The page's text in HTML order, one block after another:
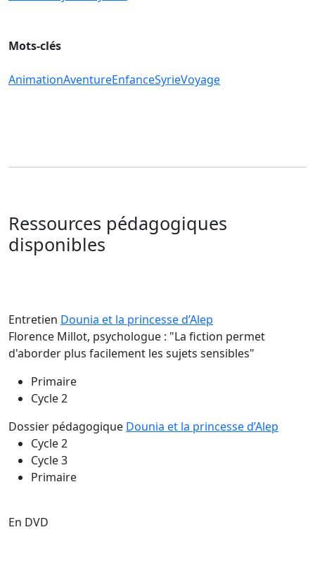
Mots-clés
AnimationAventureEnfanceSyrieVoyage
Ressources pédagogiques
disponibles
Entretien Dounia et la princesse d’Alep
Florence Millot, psychologue : "La fiction permet
d'aborder plus facilement les sujets sensibles"
Primaire
Cycle 2
Dossier pédagogique Dounia et la princesse d’Alep
Cycle 2
Cycle 3
Primaire
En DVD